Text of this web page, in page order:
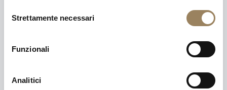
delStrettamente necessari
Funzionali
Analitici